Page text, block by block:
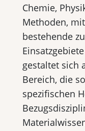
Chemie,
Methoden,
bestehende
gestaltet sich
Bereich, die
spezifischen